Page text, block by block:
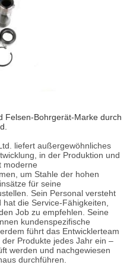
Felsen-Bohrgerät-Marke durch
liefert außergewöhnliches
in der Produktion und
moderne
um Stahle der hohen
für seine
Sein Personal versteht
die Service-Fähigkeiten,
Job zu empfehlen. Seine
kundenspezifische
führt das Entwicklerteam
Produkte jedes Jahr ein –
werden und nachgewiesen
durchführen.